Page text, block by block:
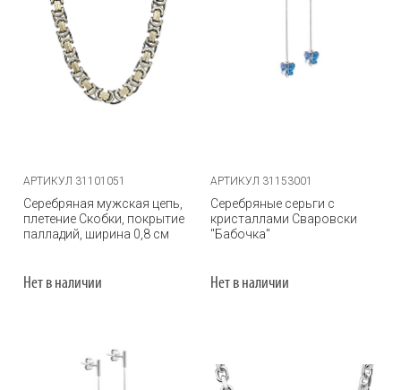
АРТИКУЛ 31101051
Серебряная мужская цепь,
плетение Скобки, покрытие
палладий, ширина 0,8 см
Нет в наличии
АРТИКУЛ 31153001
Серебряные серьги с
кристаллами Сваровски
"Бабочка"
Нет в наличии